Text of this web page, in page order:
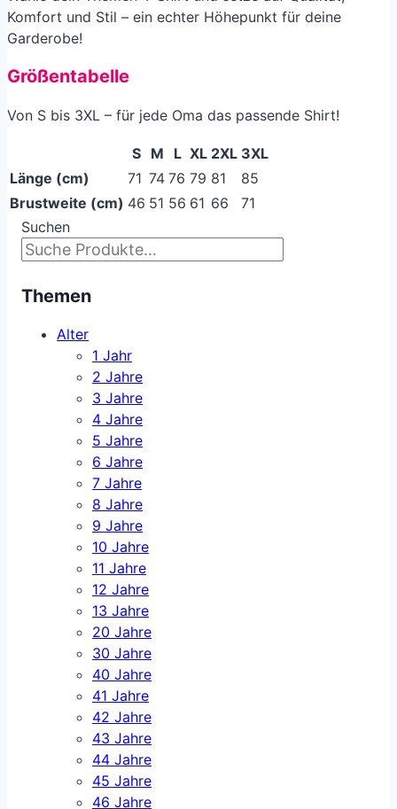
Komfort und Stil – ein echter Höhepunkt für deine
Garderobe!
Größentabelle
Von S bis 3XL – für jede Oma das passende Shirt!
S M L XL 2XL 3XL
Länge (cm)
71 74 76 79 81
85
Brustweite (cm) 46 51 56 61 66
71
Suchen
Themen
Alter
1 Jahr
2 Jahre
3 Jahre
4 Jahre
5 Jahre
6 Jahre
7 Jahre
8 Jahre
9 Jahre
10 Jahre
11 Jahre
12 Jahre
13 Jahre
20 Jahre
30 Jahre
40 Jahre
41 Jahre
42 Jahre
43 Jahre
44 Jahre
45 Jahre
46 Jahre